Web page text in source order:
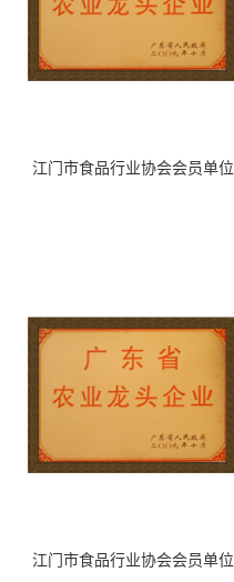
江门市食品行业协会会员单位
江门市食品行业协会会员单位